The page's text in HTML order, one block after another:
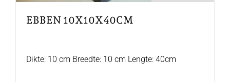
EBBEN 10X10X40CM
Dikte: 10 cm Breedte: 10 cm Lengte: 40cm